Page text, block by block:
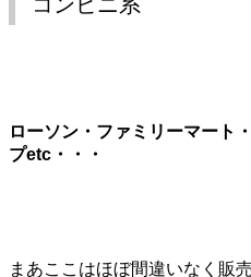
ローソン・ファミリーマート
プetc・・・
まあここはほぼ間違いなく販